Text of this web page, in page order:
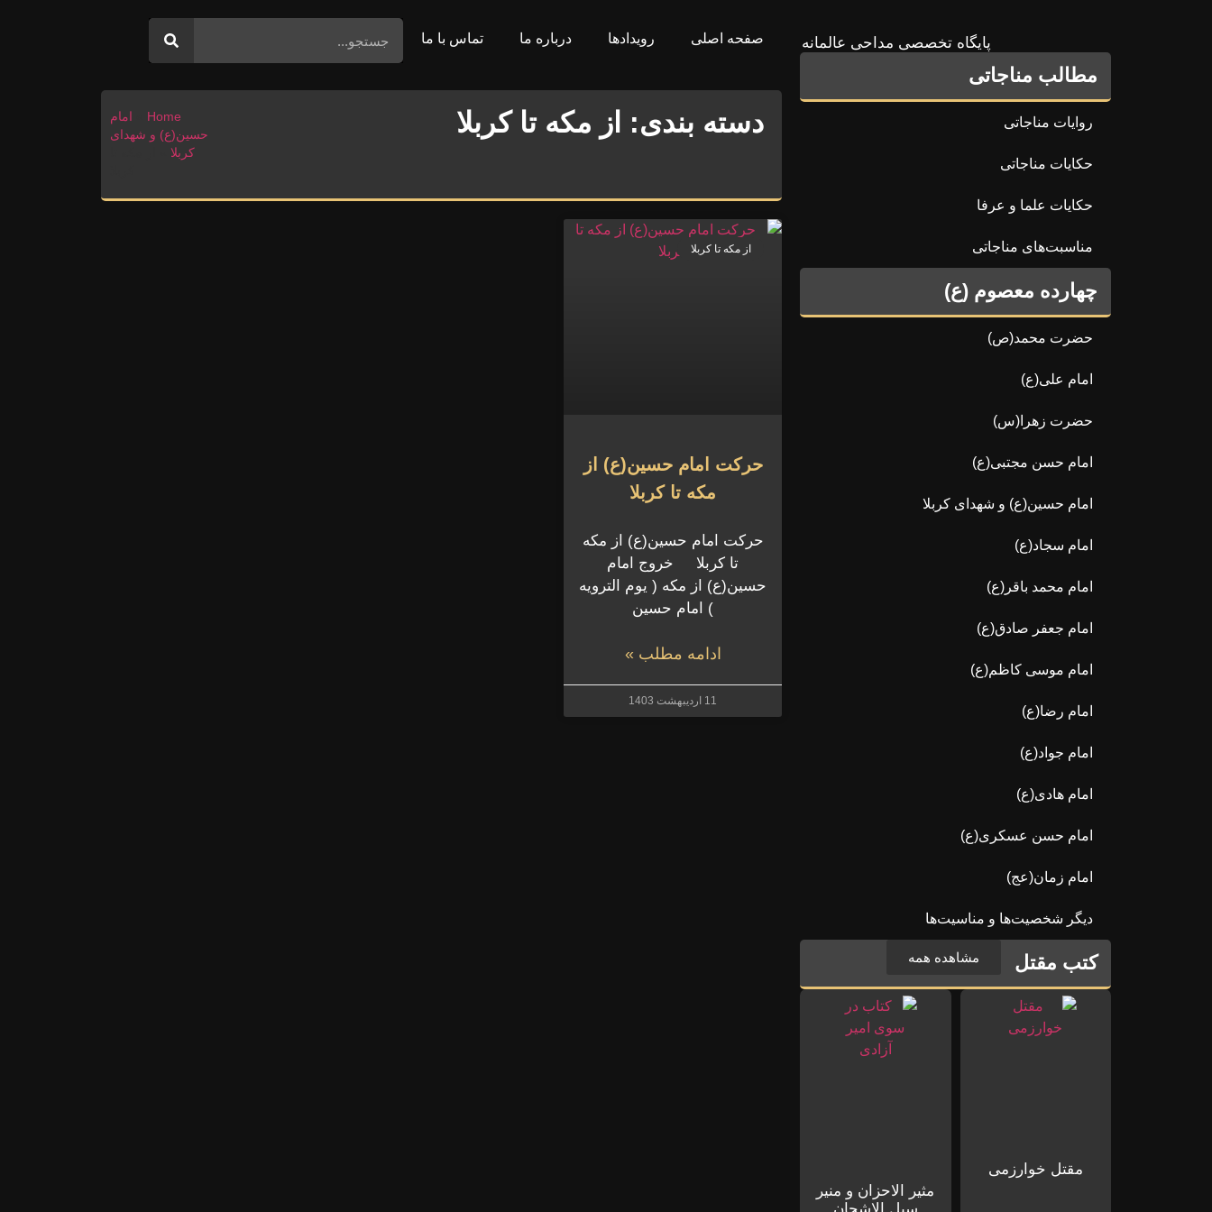
پایگاه تخصصی مداحی عالمانه
مطالب مناجاتی
روایات مناجاتی
حکایات مناجاتی
حکایات علما و عرفا
مناسبت‌های مناجاتی
چهارده معصوم (ع)
حضرت محمد(ص)
امام علی(ع)
حضرت زهرا(س)
امام حسن مجتبی(ع)
امام حسین(ع) و شهدای کربلا
امام سجاد(ع)
امام محمد باقر(ع)
امام جعفر صادق(ع)
امام موسی کاظم(ع)
امام رضا(ع)
امام جواد(ع)
امام هادی(ع)
امام حسن عسکری(ع)
امام زمان(عج)
دیگر شخصیت‌ها و مناسیت‌ها
کتب مقتل مشاهده همه
مقتل خوارزمی
مثیر الاحزان و منیر
صفحه اصلی رویدادها درباره ما تماس با ما
دسته بندی: از مکه تا کربلا Home
امام
حسین(ع) و شهدای
کربلا
از مکه تا کربلا
حرکت امام حسین(ع) از
مکه تا کربلا
حرکت امام حسین(ع) از مکه
تا کربلا خروج امام
حسین(ع) از مکه ( یوم‌ الترویه
) امام حسين
ادامه مطلب »
11 اردیبهشت 1403